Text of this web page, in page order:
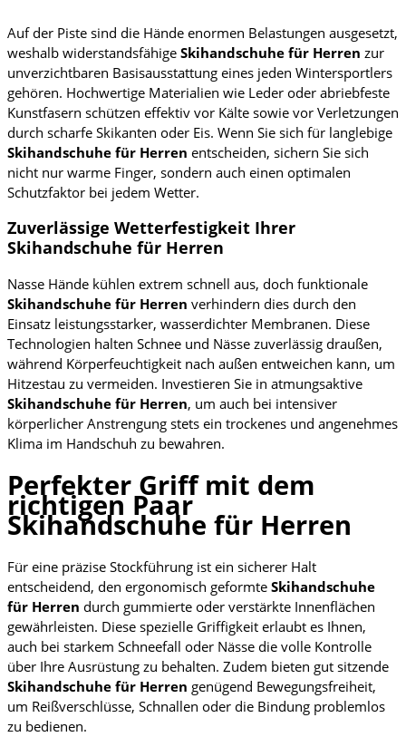
Auf der Piste sind die Hände enormen Belastungen ausgesetzt,
weshalb widerstandsfähige Skihandschuhe für Herren zur
unverzichtbaren Basisausstattung eines jeden Wintersportlers
gehören. Hochwertige Materialien wie Leder oder abriebfeste
Kunstfasern schützen effektiv vor Kälte sowie vor Verletzungen
durch scharfe Skikanten oder Eis. Wenn Sie sich für langlebige
Skihandschuhe für Herren entscheiden, sichern Sie sich
nicht nur warme Finger, sondern auch einen optimalen
Schutzfaktor bei jedem Wetter.
Zuverlässige Wetterfestigkeit Ihrer
Skihandschuhe für Herren
Nasse Hände kühlen extrem schnell aus, doch funktionale
Skihandschuhe für Herren verhindern dies durch den
Einsatz leistungsstarker, wasserdichter Membranen. Diese
Technologien halten Schnee und Nässe zuverlässig draußen,
während Körperfeuchtigkeit nach außen entweichen kann, um
Hitzestau zu vermeiden. Investieren Sie in atmungsaktive
Skihandschuhe für Herren, um auch bei intensiver
körperlicher Anstrengung stets ein trockenes und angenehmes
Klima im Handschuh zu bewahren.
Perfekter Griff mit dem
richtigen Paar
Skihandschuhe für Herren
Für eine präzise Stockführung ist ein sicherer Halt
entscheidend, den ergonomisch geformte Skihandschuhe
für Herren durch gummierte oder verstärkte Innenflächen
gewährleisten. Diese spezielle Griffigkeit erlaubt es Ihnen,
auch bei starkem Schneefall oder Nässe die volle Kontrolle
über Ihre Ausrüstung zu behalten. Zudem bieten gut sitzende
Skihandschuhe für Herren genügend Bewegungsfreiheit,
um Reißverschlüsse, Schnallen oder die Bindung problemlos
zu bedienen.